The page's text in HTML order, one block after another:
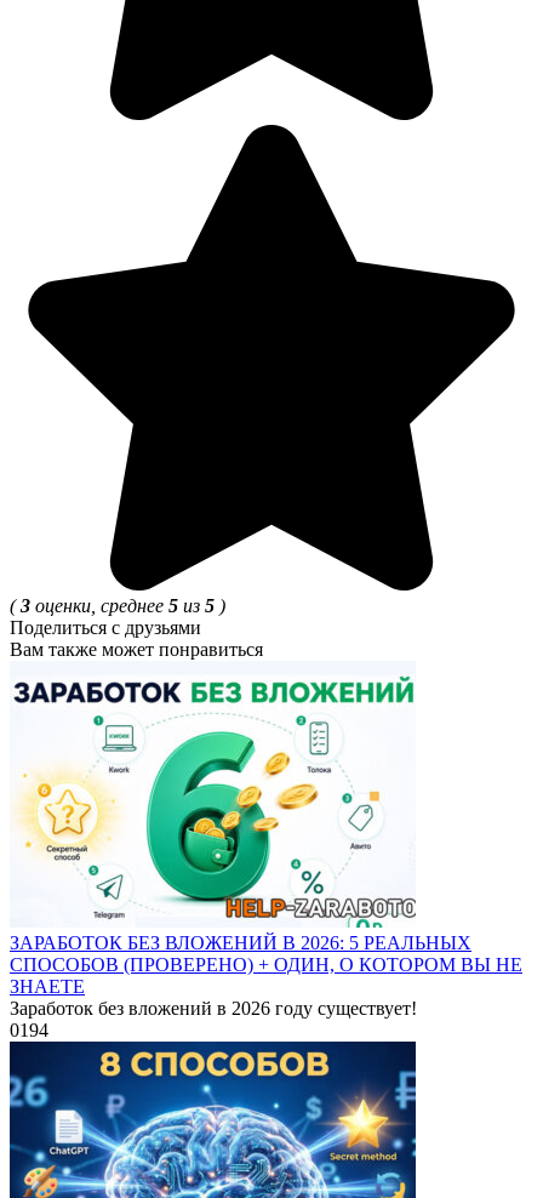
(3 оценки, среднее 5 из 5 )
Поделиться с друзьями
Вам также может понравиться
ЗАРАБОТОК БЕЗ ВЛОЖЕНИЙ В 2026: 5 РЕАЛЬНЫХ
СПОСОБОВ (ПРОВЕРЕНО) + ОДИН, О КОТОРОМ ВЫ НЕ
ЗНАЕТЕ
Заработок без вложений в 2026 году существует!
0194